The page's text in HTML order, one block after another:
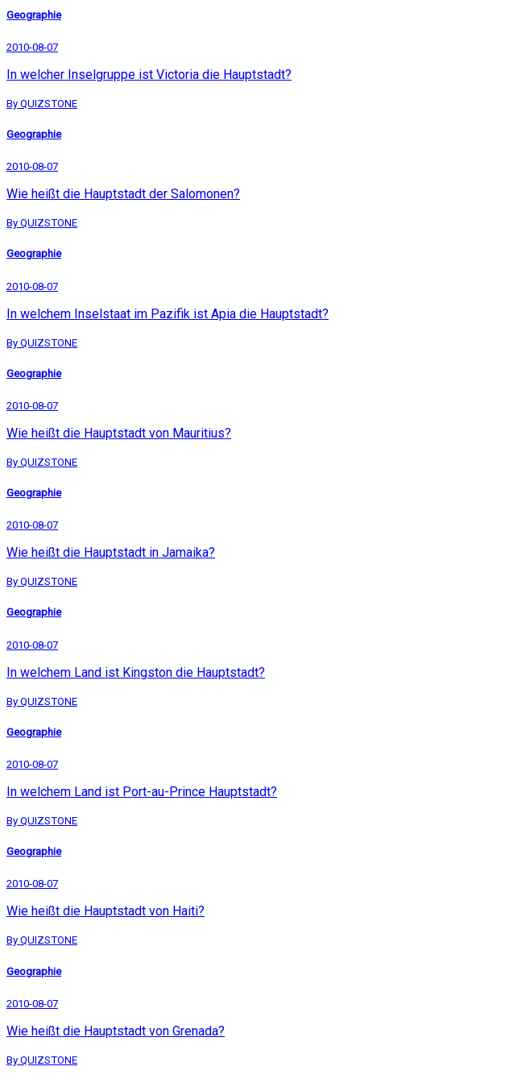
Geographie
2010-08-07
In welcher Inselgruppe ist Victoria die Hauptstadt?
By QUIZSTONE
Geographie
2010-08-07
Wie heißt die Hauptstadt der Salomonen?
By QUIZSTONE
Geographie
2010-08-07
In welchem Inselstaat im Pazifik ist Apia die Hauptstadt?
By QUIZSTONE
Geographie
2010-08-07
Wie heißt die Hauptstadt von Mauritius?
By QUIZSTONE
Geographie
2010-08-07
Wie heißt die Hauptstadt in Jamaika?
By QUIZSTONE
Geographie
2010-08-07
In welchem Land ist Kingston die Hauptstadt?
By QUIZSTONE
Geographie
2010-08-07
In welchem Land ist Port-au-Prince Hauptstadt?
By QUIZSTONE
Geographie
2010-08-07
Wie heißt die Hauptstadt von Haiti?
By QUIZSTONE
Geographie
2010-08-07
Wie heißt die Hauptstadt von Grenada?
By QUIZSTONE